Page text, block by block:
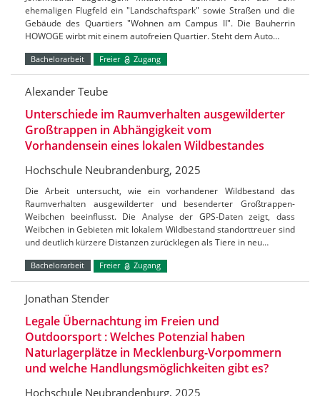
ehemaligen Flugfeld ein "Landschaftspark" sowie Straßen und die
Gebäude des Quartiers "Wohnen am Campus II". Die Bauherrin
HOWOGE wirbt mit einem autofreien Quartier. Steht dem Auto…
Bachelorarbeit Freier Zugang
Alexander Teube
Unterschiede im Raumverhalten ausgewilderter
Großtrappen in Abhängigkeit vom
Vorhandensein eines lokalen Wildbestandes
Hochschule Neubrandenburg, 2025
Die Arbeit untersucht, wie ein vorhandener Wildbestand das
Raumverhalten ausgewilderter und besenderter Großtrappen-
Weibchen beeinflusst. Die Analyse der GPS-Daten zeigt, dass
Weibchen in Gebieten mit lokalem Wildbestand standorttreuer sind
und deutlich kürzere Distanzen zurücklegen als Tiere in neu…
Bachelorarbeit Freier Zugang
Jonathan Stender
Legale Übernachtung im Freien und
Outdoorsport : Welches Potenzial haben
Naturlagerplätze in Mecklenburg-Vorpommern
und welche Handlungsmöglichkeiten gibt es?
Hochschule Neubrandenburg, 2025